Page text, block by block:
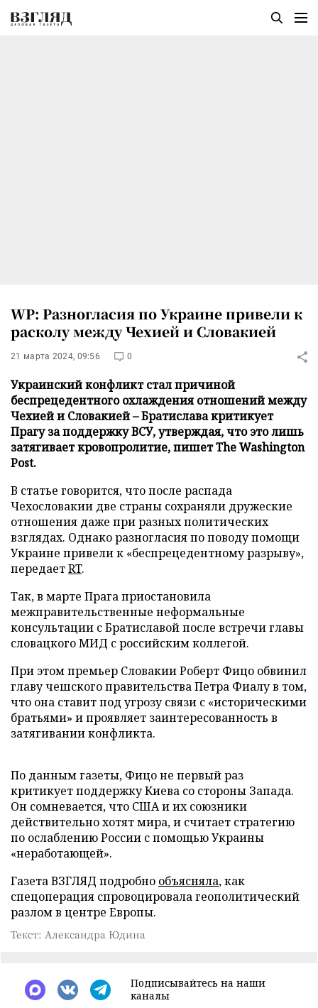
WP: Разногласия по Украине привели к
расколу между Чехией и Словакией
21 марта 2024, 09:56 0
Украинский конфликт стал причиной
беспрецедентного охлаждения отношений между
Чехией и Словакией – Братислава критикует
Прагу за поддержку ВСУ, утверждая, что это лишь
затягивает кровопролитие, пишет The Washington
Post.
В статье говорится, что после распада
Чехословакии две страны сохраняли дружеские
отношения даже при разных политических
взглядах. Однако разногласия по поводу помощи
Украине привели к «беспрецедентному разрыву»,
передаетRT.
Так, в марте Прага приостановила
межправительственные неформальные
консультации с Братиславой после встречи главы
словацкого МИД с российским коллегой.
При этом премьер Словакии Роберт Фицо обвинил
главу чешского правительства Петра Фиалу в том,
что она ставит под угрозу связи с «историческими
братьями» и проявляет заинтересованность в
затягивании конфликта.
По данным газеты, Фицо не первый раз
критикует поддержку Киева со стороны Запада.
Он сомневается, что США и их союзники
действительно хотят мира, и считает стратегию
по ослаблению России с помощью Украины
«неработающей».
Газета ВЗГЛЯД подробно объясняла, как
спецоперация спровоцировала геополитический
разлом в центре Европы.
Текст: Александра Юдина
Подписывайтесь на наши
каналы